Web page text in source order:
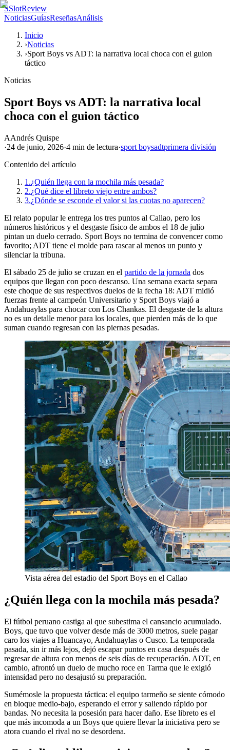
SSlotReview
NoticiasGuíasReseñasAnálisis
Inicio
›Noticias
›Sport Boys vs ADT: la narrativa local choca con el guion
táctico
Noticias
Sport Boys vs ADT: la narrativa local
choca con el guion táctico
AAndrés Quispe
·24 de junio, 2026·4 min de lectura·sport boysadtprimera división
Contenido del artículo
1.¿Quién llega con la mochila más pesada?
2.¿Qué dice el libreto viejo entre ambos?
3.¿Dónde se esconde el valor si las cuotas no aparecen?
El relato popular le entrega los tres puntos al Callao, pero los
números históricos y el desgaste físico de ambos el 18 de julio
pintan un duelo cerrado. Sport Boys no termina de convencer como
favorito; ADT tiene el molde para rascar al menos un punto y
silenciar la tribuna.
El sábado 25 de julio se cruzan en el partido de la jornada dos
equipos que llegan con poco descanso. Una semana exacta separa
este choque de sus respectivos duelos de la fecha 18: ADT midió
fuerzas frente al campeón Universitario y Sport Boys viajó a
Andahuaylas para chocar con Los Chankas. El desgaste de la altura
no es un detalle menor para los locales, que pierden más de lo que
suman cuando regresan con las piernas pesadas.
Vista aérea del estadio del Sport Boys en el Callao
¿Quién llega con la mochila más pesada?
El fútbol peruano castiga al que subestima el cansancio acumulado.
Boys, que tuvo que volver desde más de 3000 metros, suele pagar
caro los viajes a Huancayo, Andahuaylas o Cusco. La temporada
pasada, sin ir más lejos, dejó escapar puntos en casa después de
regresar de altura con menos de seis días de recuperación. ADT, en
cambio, afrontó un duelo de mucho roce en Tarma que le exigió
intensidad pero no desajustó su preparación.
Sumémosle la propuesta táctica: el equipo tarmeño se siente cómodo
en bloque medio-bajo, esperando el error y saliendo rápido por
bandas. No necesita la posesión para hacer daño. Ese libreto es el
que más incomoda a un Boys que quiere llevar la iniciativa pero se
atora cuando el rival no se desordena.